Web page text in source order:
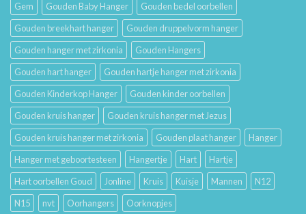
Gem
Gouden Baby Hanger
Gouden bedel oorbellen
Gouden breekhart hanger
Gouden druppelvorm hanger
Gouden hanger met zirkonia
Gouden Hangers
Gouden hart hanger
Gouden hartje hanger met zirkonia
Gouden Kinderkop Hanger
Gouden kinder oorbellen
Gouden kruis hanger
Gouden kruis hanger met Jezus
Gouden kruis hanger met zirkonia
Gouden plaat hanger
Hanger
Hanger met geboortesteen
Hangertje Hart
Hartje
Hart oorbellen Goud
Jonline Kruis Kuisje Mannen
N12
N15
nvt Oorhangers
Oorknopjes